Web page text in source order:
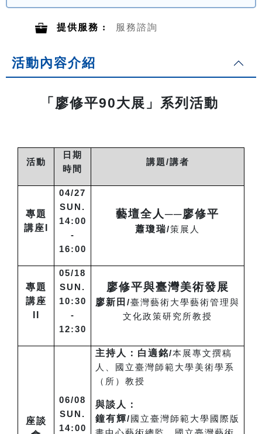
提供服務 : 服務諮詢
活動內容介紹
「廖修平90大展」系列活動
活動
日期
時間
講題/講者
專題
講座I
04/27
SUN.
14:00
-
16:00
藝壇全人──廖修平
蕭瓊瑞/策展人
專題
講座
05/18
SUN.
10:30
-
12:30
廖修平與臺灣美術發展
廖新田 /臺灣藝術大學藝術管理與
文化政策研究所教授
座談
06/08
SUN.
14:00
主持人：白適銘/本展專文撰稿
人、國立臺灣師範大學美術學系
（所）教授
與談人：
鐘有輝/ 國立臺灣師範大學國際版